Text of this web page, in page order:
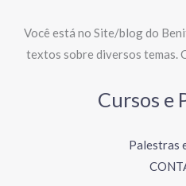
Você está no Site/blog do
textos sobre diversos temas.
Cursos e
Palestras